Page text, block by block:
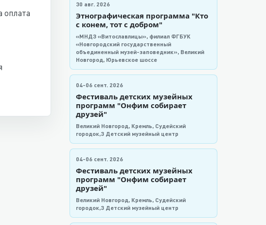
оплата
30 авг. 2026
Этнографическая программа "Кто
с конем, тот с добром"
«МНДЗ «Витославлицы», филиал ФГБУК
«Новгородский государственный
объединенный музей-заповедник», Великий
Новгород, Юрьевское шоссе
04-06 сент. 2026
Фестиваль детских музейных
программ "Онфим собирает
друзей"
Великий Новгород, Кремль, Судейский
городок,3 Детский музейный центр
04-06 сент. 2026
Фестиваль детских музейных
программ "Онфим собирает
друзей"
Великий Новгород, Кремль, Судейский
городок,3 Детский музейный центр